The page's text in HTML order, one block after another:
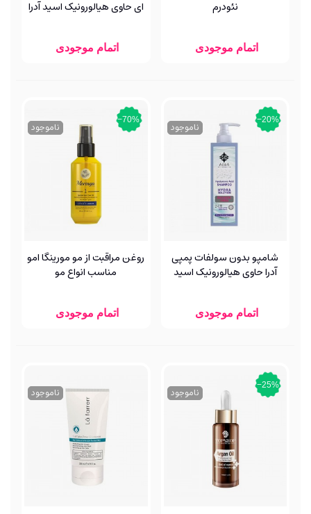
نئودرم
اتمام موجودی
ای حاوی هیالورونیک اسید آدرا
اتمام موجودی
‎−20%
ناموجود
شامپو بدون سولفات پمپی
آدرا حاوی هیالورونیک اسید
اتمام موجودی
‎−70%
ناموجود
روغن مراقبت از مو مورینگا امو
مناسب انواع مو
اتمام موجودی
‎−25%
ناموجود ناموجود